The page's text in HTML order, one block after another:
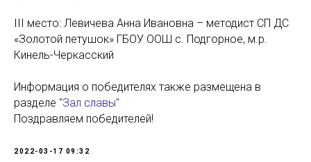
III место: Левичева Анна Ивановна – методист СП ДС
«Золотой петушок» ГБОУ ООШ с. Подгорное, м.р.
Кинель-Черкасский
Информация о победителях также размещена в
разделе "Зал славы"
Поздравляем победителей!
2022-03-17 09:32